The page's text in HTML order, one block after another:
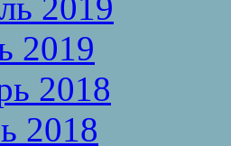
2019
2018
2018